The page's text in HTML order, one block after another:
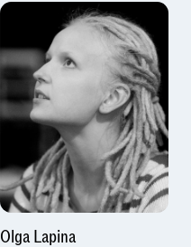
Olga Lapina